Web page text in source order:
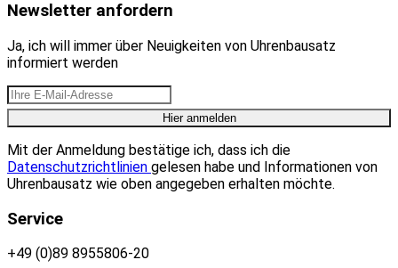
Newsletter anfordern
Ja, ich will immer über Neuigkeiten von Uhrenbausatz
informiert werden
Mit der Anmeldung bestätige ich, dass ich die
Datenschutzrichtlinien gelesen habe und Informationen von
Uhrenbausatz wie oben angegeben erhalten möchte.
Service
+49 (0)89 8955806-20